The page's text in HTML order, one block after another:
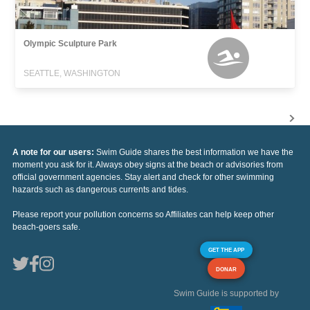
Olympic Sculpture Park
SEATTLE, WASHINGTON
A note for our users: Swim Guide shares the best information we have the
moment you ask for it. Always obey signs at the beach or advisories from
official government agencies. Stay alert and check for other swimming
hazards such as dangerous currents and tides.
Please report your pollution concerns so Affiliates can help keep other
beach-goers safe.
GET THE APP
DONAR
Swim Guide is supported by